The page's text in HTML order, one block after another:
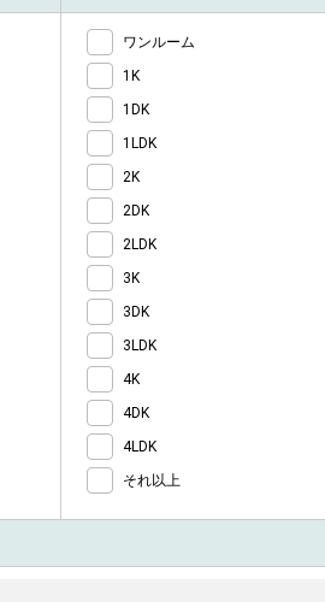
ワンルーム
1K
1DK
1LDK
2K
2DK
2LDK
3K
3DK
3LDK
4K
4DK
4LDK
それ以上